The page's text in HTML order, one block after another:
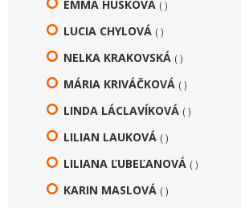
EMMA HÚSKOVÁ ( )
LUCIA CHYLOVÁ ( )
NELKA KRAKOVSKÁ ( )
MÁRIA KRIVÁČKOVÁ ( )
LINDA LÁCLAVÍKOVÁ ( )
LILIAN LAUKOVÁ ( )
LILIANA ĽUBEĽANOVÁ ( )
KARIN MASLOVÁ ( )